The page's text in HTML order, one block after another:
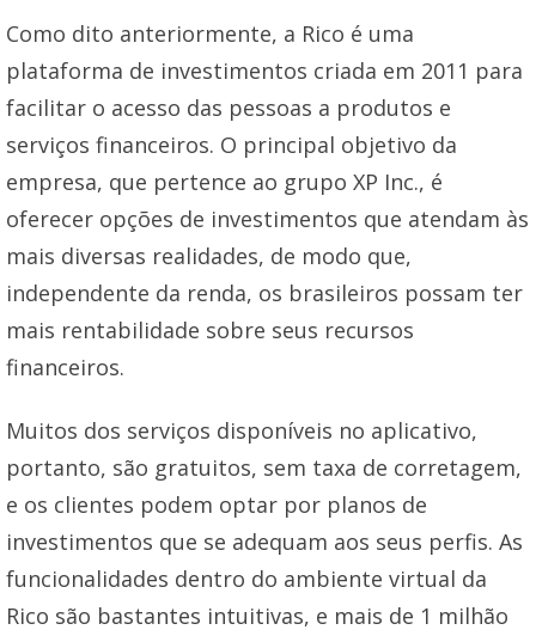
Como dito anteriormente, a Rico é uma
plataforma de investimentos criada em 2011 para
facilitar o acesso das pessoas a produtos e
serviços financeiros. O principal objetivo da
empresa, que pertence ao grupo XP Inc., é
oferecer opções de investimentos que atendam às
mais diversas realidades, de modo que,
independente da renda, os brasileiros possam ter
mais rentabilidade sobre seus recursos
financeiros.
Muitos dos serviços disponíveis no aplicativo,
portanto, são gratuitos, sem taxa de corretagem,
e os clientes podem optar por planos de
investimentos que se adequam aos seus perfis. As
funcionalidades dentro do ambiente virtual da
Rico são bastantes intuitivas, e mais de 1 milhão